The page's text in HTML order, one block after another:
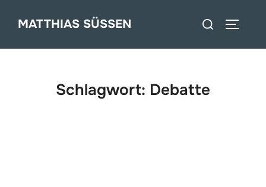
InhaltMATTHIAS SÜSSEN
Suchen
Schlagwort: Debatte